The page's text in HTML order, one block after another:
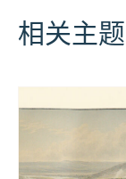
相关主题